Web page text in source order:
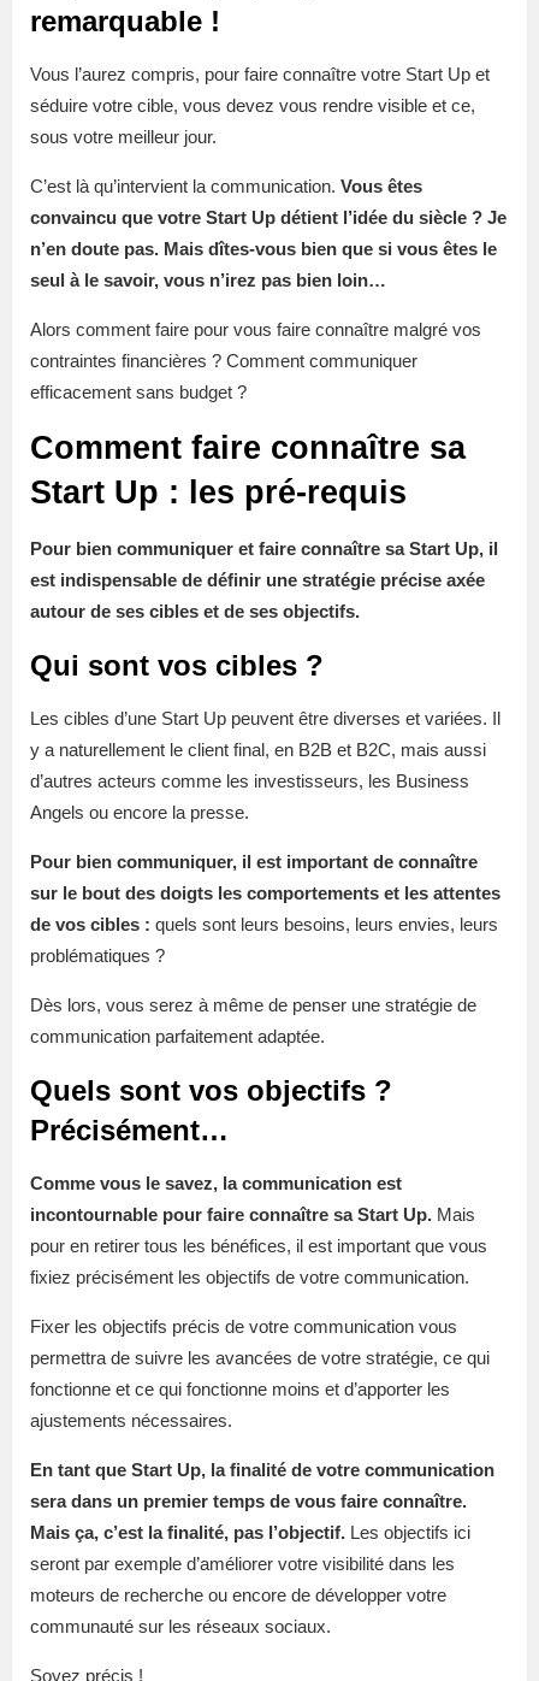
remarquable !
Vous l’aurez compris, pour faire connaître votre Start Up et
séduire votre cible, vous devez vous rendre visible et ce,
sous votre meilleur jour.
C’est là qu’intervient la communication. Vous êtes
convaincu que votre Start Up détient l’idée du siècle ? Je
n’en doute pas. Mais dîtes-vous bien que si vous êtes le
seul à le savoir, vous n’irez pas bien loin…
Alors comment faire pour vous faire connaître malgré vos
contraintes financières ? Comment communiquer
efficacement sans budget ?
Comment faire connaître sa
Start Up : les pré-requis
Pour bien communiquer et faire connaître sa Start Up, il
est indispensable de définir une stratégie précise axée
autour de ses cibles et de ses objectifs.
Qui sont vos cibles ?
Les cibles d’une Start Up peuvent être diverses et variées. Il
y a naturellement le client final, en B2B et B2C, mais aussi
d’autres acteurs comme les investisseurs, les Business
Angels ou encore la presse.
Pour bien communiquer, il est important de connaître
sur le bout des doigts les comportements et les attentes
de vos cibles : quels sont leurs besoins, leurs envies, leurs
problématiques ?
Dès lors, vous serez à même de penser une stratégie de
communication parfaitement adaptée.
Quels sont vos objectifs ?
Précisément…
Comme vous le savez, la communication est
incontournable pour faire connaître sa Start Up. Mais
pour en retirer tous les bénéfices, il est important que vous
fixiez précisément les objectifs de votre communication.
Fixer les objectifs précis de votre communication vous
permettra de suivre les avancées de votre stratégie, ce qui
fonctionne et ce qui fonctionne moins et d’apporter les
ajustements nécessaires.
En tant que Start Up, la finalité de votre communication
sera dans un premier temps de vous faire connaître.
Mais ça, c’est la finalité, pas l’objectif. Les objectifs ici
seront par exemple d’améliorer votre visibilité dans les
moteurs de recherche ou encore de développer votre
communauté sur les réseaux sociaux.
Soyez précis !